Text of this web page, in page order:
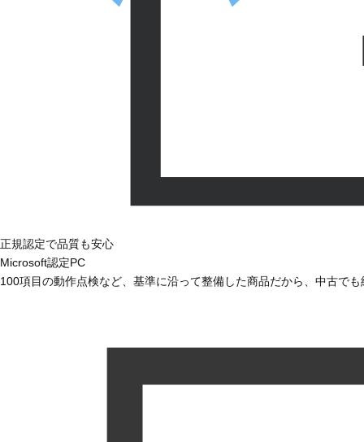
正規認定で品質も安心
Microsoft認定PC
100項目の動作点検など、基準に沿って整備した商品だから、中古で